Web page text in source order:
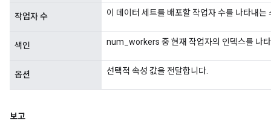
작업자 수 이 데이터 세트를 배포할 작업자 수를 나타내는
색인 num_workers 중 현재 작업자의 인덱스를 나
옵션 선택적 속성 값을 전달합니다.
보고